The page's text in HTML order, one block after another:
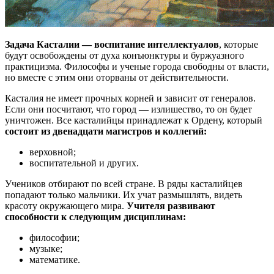
Задача Касталии — воспитание интеллектуалов, которые
будут освобождены от духа конъюнктуры и буржуазного
практицизма. Философы и ученые города свободны от власти,
но вместе с этим они оторваны от действительности.
Касталия не имеет прочных корней и зависит от генералов.
Если они посчитают, что город — излишество, то он будет
уничтожен. Все касталийцы принадлежат к Ордену, который
состоит из двенадцати магистров и коллегий:
верховной;
воспитательной и других.
Учеников отбирают по всей стране. В ряды касталийцев
попадают только мальчики. Их учат размышлять, видеть
красоту окружающего мира. Учителя развивают
способности к следующим дисциплинам:
философии;
музыке;
математике.